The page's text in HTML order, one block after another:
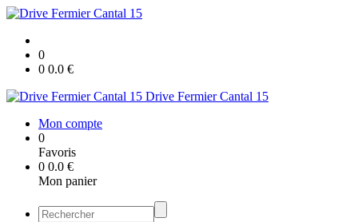
0
0 0.0 €
Drive Fermier Cantal 15
Mon compte
0
Favoris
0 0.0 €
Mon panier